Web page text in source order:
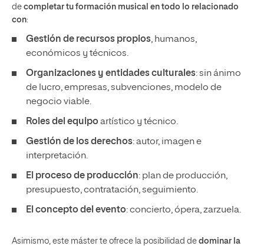
de completar tu formación musical en todo lo relacionado
con:
Gestión de recursos propios, humanos,
económicos y técnicos.
Organizaciones y entidades culturales: sin ánimo
de lucro, empresas, subvenciones, modelo de
negocio viable.
Roles del equipoartístico y técnico.
Gestión de los derechos: autor, imagen e
interpretación.
El proceso de producción: plan de producción,
presupuesto, contratación, seguimiento.
El concepto del evento: concierto, ópera, zarzuela.
Asimismo, este máster te ofrece la posibilidad de dominar la